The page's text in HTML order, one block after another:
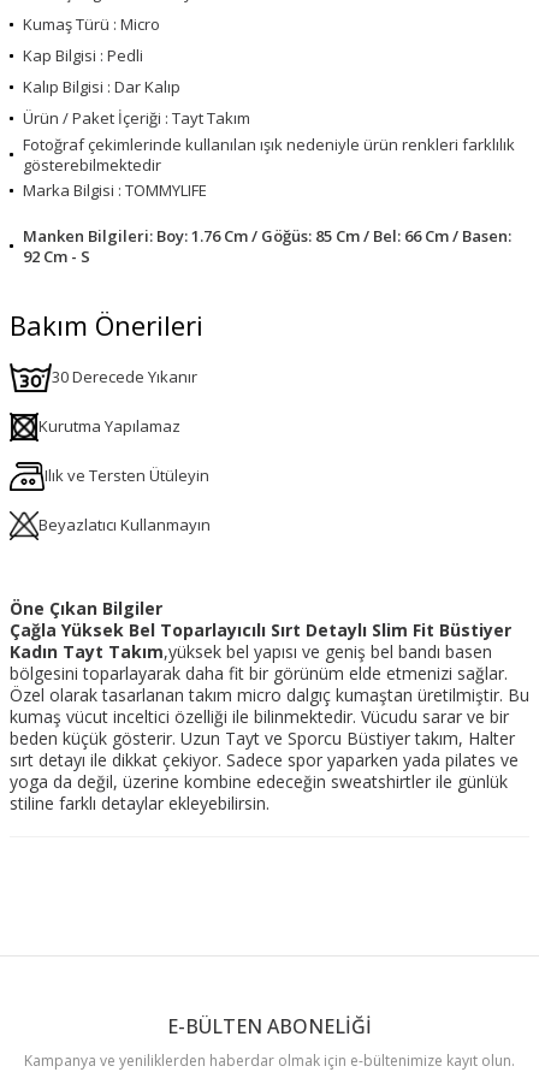
Kumaş Türü : Micro
Kap Bilgisi : Pedli
Kalıp Bilgisi : Dar Kalıp
Ürün / Paket İçeriği : Tayt Takım
Fotoğraf çekimlerinde kullanılan ışık nedeniyle ürün renkleri farklılık
gösterebilmektedir
Marka Bilgisi : TOMMYLIFE
Manken Bilgileri: Boy: 1.76 Cm / Göğüs: 85 Cm / Bel: 66 Cm / Basen:
92 Cm - S
Bakım Önerileri
30 Derecede Yıkanır
Kurutma Yapılamaz
Ilık ve Tersten Ütüleyin
Beyazlatıcı Kullanmayın
Öne Çıkan Bilgiler
Çağla Yüksek Bel Toparlayıcılı Sırt Detaylı Slim Fit Büstiyer
Kadın Tayt Takım,yüksek bel yapısı ve geniş bel bandı basen
bölgesini toparlayarak daha fit bir görünüm elde etmenizi sağlar.
Özel olarak tasarlanan takım micro dalgıç kumaştan üretilmiştir. Bu
kumaş vücut inceltici özelliği ile bilinmektedir. Vücudu sarar ve bir
beden küçük gösterir. Uzun Tayt ve Sporcu Büstiyer takım, Halter
sırt detayı ile dikkat çekiyor. Sadece spor yaparken yada pilates ve
yoga da değil, üzerine kombine edeceğin sweatshirtler ile günlük
stiline farklı detaylar ekleyebilirsin.
E-BÜLTEN ABONELİĞİ
Kampanya ve yeniliklerden haberdar olmak için e-bültenimize kayıt olun.